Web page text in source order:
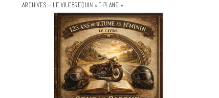
ARCHIVES – LE VILEBREQUIN « T-PLANE »